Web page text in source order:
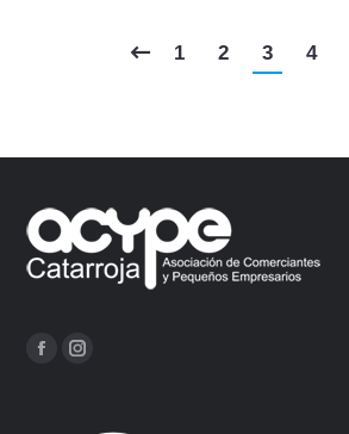
1 2 3 4
Encuéntranos en:
FacebookInstagram